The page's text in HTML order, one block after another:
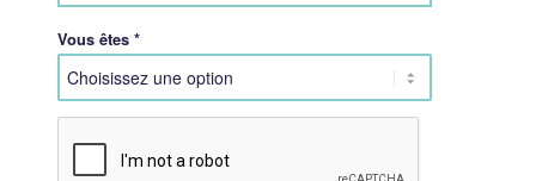
Vous êtes *